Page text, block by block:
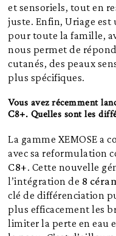
et sensoriels, tout en
juste. Enfin, Uriage est
pour toute la famille,
nous permet de
cutanés, des peaux
plus spécifiques.
Vous avez récemment
C8+. Quelles sont les
La gamme XEMOSE a
avec sa reformulation
C8+. Cette nouvelle
l’intégration de 8
clé de différenciation
plus efficacement les
limiter la perte en eau